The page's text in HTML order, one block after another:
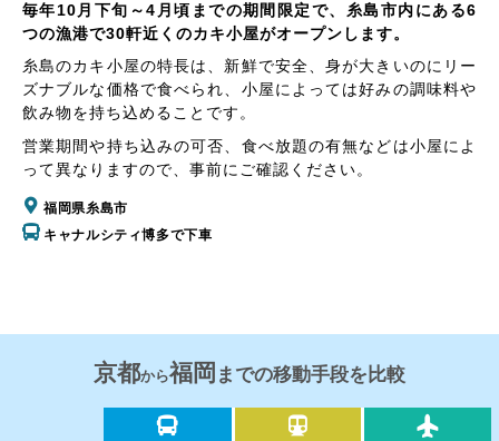
毎年10月下旬～4月頃までの期間限定で、糸島市内にある6
つの漁港で30軒近くのカキ小屋がオープンします。
糸島のカキ小屋の特長は、新鮮で安全、身が大きいのにリー
ズナブルな価格で食べられ、小屋によっては好みの調味料や
飲み物を持ち込めることです。
営業期間や持ち込みの可否、食べ放題の有無などは小屋によ
って異なりますので、事前にご確認ください。
福岡県糸島市
キャナルシティ博多で下車
京都から福岡 までの移動手段を比較